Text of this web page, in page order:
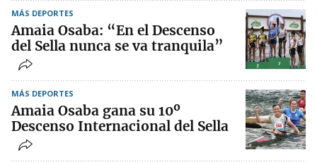
MÁS DEPORTES
Amaia Osaba: “En el Descenso
del Sella nunca se va tranquila”
MÁS DEPORTES
Amaia Osaba gana su 10º
Descenso Internacional del Sella